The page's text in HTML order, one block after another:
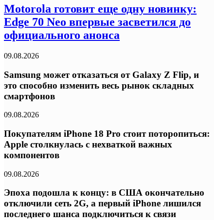
Motorola готовит еще одну новинку:
Edge 70 Neo впервые засветился до
официального анонса
09.08.2026
Samsung может отказаться от Galaxy Z Flip, и
это способно изменить весь рынок складных
смартфонов
09.08.2026
Покупателям iPhone 18 Pro стоит поторопиться:
Apple столкнулась с нехваткой важных
компонентов
09.08.2026
Эпоха подошла к концу: в США окончательно
отключили сеть 2G, а первый iPhone лишился
последнего шанса подключиться к связи